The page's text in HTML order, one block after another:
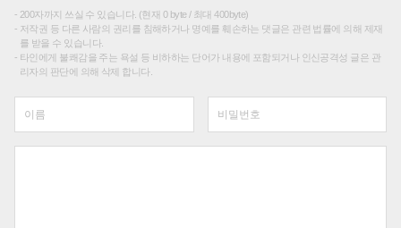
200자까지 쓰실 수 있습니다. (현재 0 byte / 최대 400byte)
저작권 등 다른 사람의 권리를 침해하거나 명예를 훼손하는 댓글은 관련 법률에 의해 제재
를 받을 수 있습니다.
타인에게 불쾌감을 주는 욕설 등 비하하는 단어가 내용에 포함되거나 인신공격성 글은 관
리자의 판단에 의해 삭제 합니다.